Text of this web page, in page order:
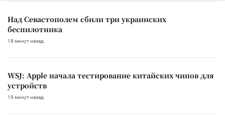
Над Севастополем сбили три украинских
беспилотника
18 минут назад
WSJ: Apple начала тестирование китайских чипов для
устройств
19 минут назад